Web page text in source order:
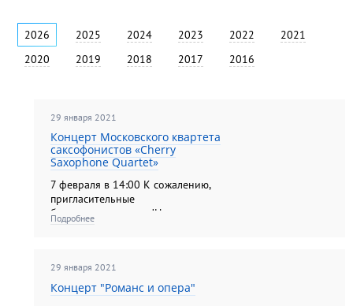
2026 2025 2024 2023 2022
2021
2020
2019 2018 2017 2016
29 января 2021
Концерт Московского квартета
саксофонистов «Cherry
Saxophone Quartet»
7 февраля в 14:00 К сожалению,
пригласительные
билеты закончились!Но, спешим
обрадовать! У вас есть
Подключайтесь к прямой
трансляции во время концерта и
наслаждайтесь музыкой! ...
Подробнее
29 января 2021
Концерт "Романс и опера"